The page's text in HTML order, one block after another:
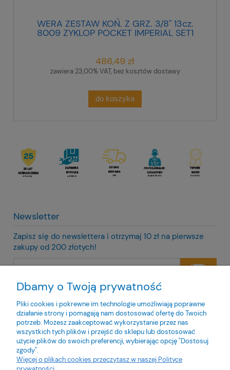
WERA ZESTAW KOŃ. Z GRZ. 3/8" 13cz.
8009 ZYKLOP POCKET IMPERIAL SET1
486,49 zł
zawiera 23,00% VAT, bez kosztów dostawy
do koszyka
Newsletter
Zapisz się do newslettera i otrzymaj 10 zł na pierwsze
zakupy od 200 złotych!
Twoje dane będą przetwarzane zgodnie z nasząpolityką
prywatności
Dbamy o Twoją prywatność
Pliki cookies i pokrewne im technologie umożliwiają poprawne
działanie strony i pomagają nam dostosować ofertę do Twoich
potrzeb. Możesz zaakceptować wykorzystanie przez nas
wszystkich tych plików i przejść do sklepu lub dostosować
użycie plików do swoich preferencji, wybierając opcję "Dostosuj
zgody".
Więcej o plikach cookies przeczytasz w naszej Polityce